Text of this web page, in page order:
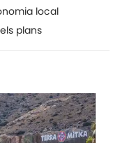
local
plans